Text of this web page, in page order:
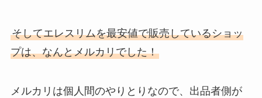
そしてエレスリムを最安値で販売しているショッ
プは、なんとメルカリでした！
メルカリは個人間のやりとりなので、出品者側が